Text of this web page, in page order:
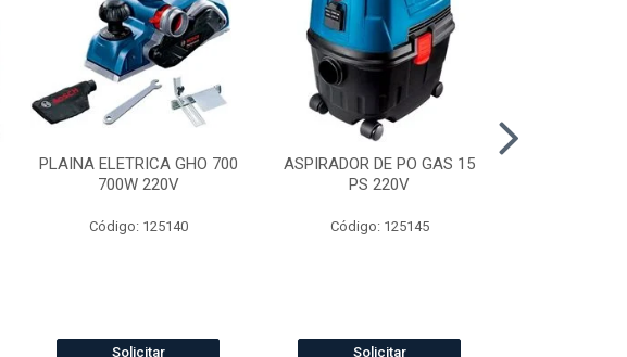
PLAINA ELETRICA GHO 700
700W 220V
Código: 125140
Solicitar
ASPIRADOR DE PO GAS 15
PS 220V
Código: 125145
Solicitar